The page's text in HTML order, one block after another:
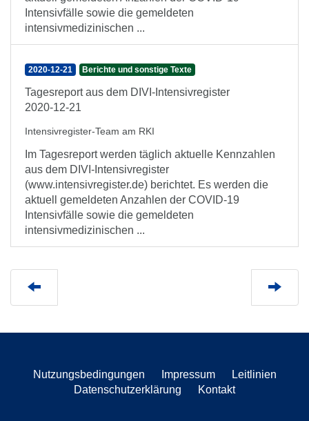
Intensivfälle sowie die gemeldeten
intensivmedizinischen ...
2020-12-21 Berichte und sonstige Texte
Tagesreport aus dem DIVI-Intensivregister
2020-12-21
Intensivregister-Team am RKI
Im Tagesreport werden täglich aktuelle Kennzahlen
aus dem DIVI-Intensivregister
(www.intensivregister.de) berichtet. Es werden die
aktuell gemeldeten Anzahlen der COVID-19
Intensivfälle sowie die gemeldeten
intensivmedizinischen ...
Nutzungsbedingungen Impressum
Leitlinien
Datenschutzerklärung
Kontakt